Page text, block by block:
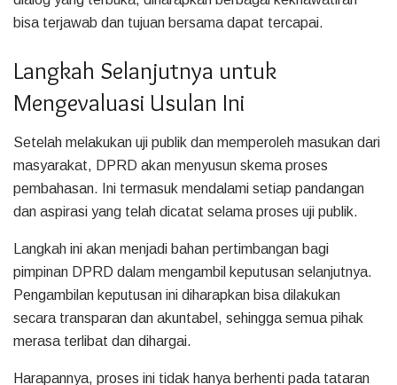
bisa terjawab dan tujuan bersama dapat tercapai.
Langkah Selanjutnya untuk
Mengevaluasi Usulan Ini
Setelah melakukan uji publik dan memperoleh masukan dari
masyarakat, DPRD akan menyusun skema proses
pembahasan. Ini termasuk mendalami setiap pandangan
dan aspirasi yang telah dicatat selama proses uji publik.
Langkah ini akan menjadi bahan pertimbangan bagi
pimpinan DPRD dalam mengambil keputusan selanjutnya.
Pengambilan keputusan ini diharapkan bisa dilakukan
secara transparan dan akuntabel, sehingga semua pihak
merasa terlibat dan dihargai.
Harapannya, proses ini tidak hanya berhenti pada tataran